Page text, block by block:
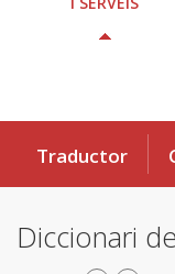
Traductor
Diccionari